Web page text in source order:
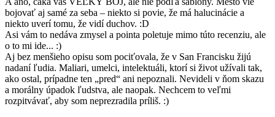
bojovať aj samé za seba – niekto si povie, že má halucinácie a
niekto uverí tomu, že vidí duchov. :D
Asi vám to nedáva zmysel a pointa poletuje mimo túto recenziu, ale
o to mi ide... :)
Aj bez menšieho opisu som pociťovala, že v San Francisku žijú
nadaní ľudia. Maliari, umelci, intelektuáli, ktorí si život užívali tak,
ako ostal, prípadne ten „pred“ ani nepoznali. Nevideli v ňom skazu
a morálny úpadok ľudstva, ale naopak. Nechcem to veľmi
rozpitvávať, aby som neprezradila príliš. :)